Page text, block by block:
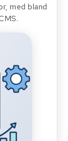
med bland